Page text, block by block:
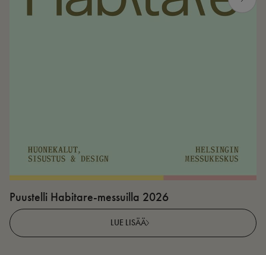
Puustelli Habitare-messuilla 2026
LUE LISÄÄ